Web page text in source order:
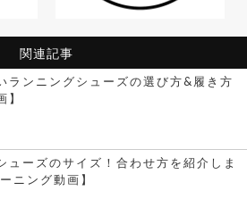
関連記事
ランニングシューズの選び方&履き方
】
ューズのサイズ！合わせ方を紹介しま
ニング動画】